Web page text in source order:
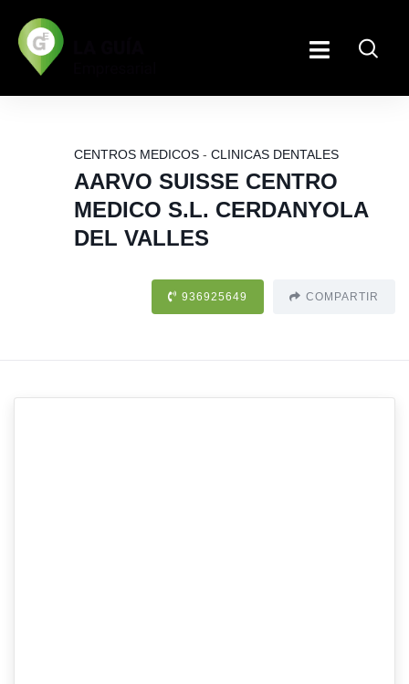
CENTROS MEDICOS- CLINICAS DENTALES
AARVO SUISSE CENTRO
MEDICO S.L. CERDANYOLA
DEL VALLES
936925649 COMPARTIR